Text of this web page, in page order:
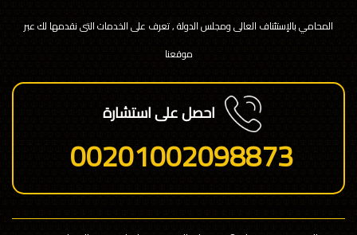
المحامي بالإستئناف العالى ومجلس الدولة , تعرف على الخدمات التى نقدمها لك عبر
موقعنا
احصل على استشارة
00201002098873